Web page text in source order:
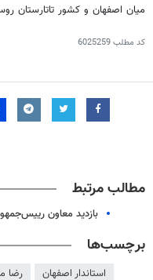
میان اصفهان و کشور تاتارستان
کد مطلب6025259
مطالب مرتبط
بازدید معاون
برچسب‌ها
استاندار اصفهان رضا